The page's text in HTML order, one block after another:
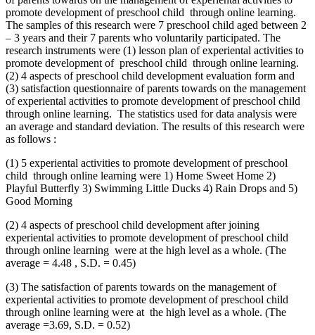
promote development of preschool child through online learning.
The samples of this research were 7 preschool child aged between 2
– 3 years and their 7 parents who voluntarily participated. The
research instruments were (1) lesson plan of experiental activities to
promote development of preschool child through online learning.
(2) 4 aspects of preschool child development evaluation form and
(3) satisfaction questionnaire of parents towards on the management
of experiental activities to promote development of preschool child
through online learning. The statistics used for data analysis were
an average and standard deviation. The results of this research were
as follows :
(1) 5 experiental activities to promote development of preschool
child through online learning were 1) Home Sweet Home 2)
Playful Butterfly 3) Swimming Little Ducks 4) Rain Drops and 5)
Good Morning
(2) 4 aspects of preschool child development after joining
experiental activities to promote development of preschool child
through online learning were at the high level as a whole. (The
average = 4.48 , S.D. = 0.45)
(3) The satisfaction of parents towards on the management of
experiental activities to promote development of preschool child
through online learning were at the high level as a whole. (The
average =3.69, S.D. = 0.52)